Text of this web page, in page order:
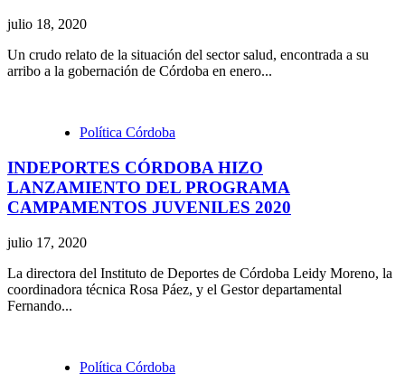
julio 18, 2020
Un crudo relato de la situación del sector salud, encontrada a su
arribo a la gobernación de Córdoba en enero...
Política Córdoba
INDEPORTES CÓRDOBA HIZO
LANZAMIENTO DEL PROGRAMA
CAMPAMENTOS JUVENILES 2020
julio 17, 2020
La directora del Instituto de Deportes de Córdoba Leidy Moreno, la
coordinadora técnica Rosa Páez, y el Gestor departamental
Fernando...
Política Córdoba